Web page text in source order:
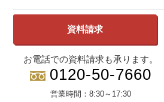
資料請求
お電話での資料請求も承ります。
0120-50-7660
営業時間： 8:30～17:30